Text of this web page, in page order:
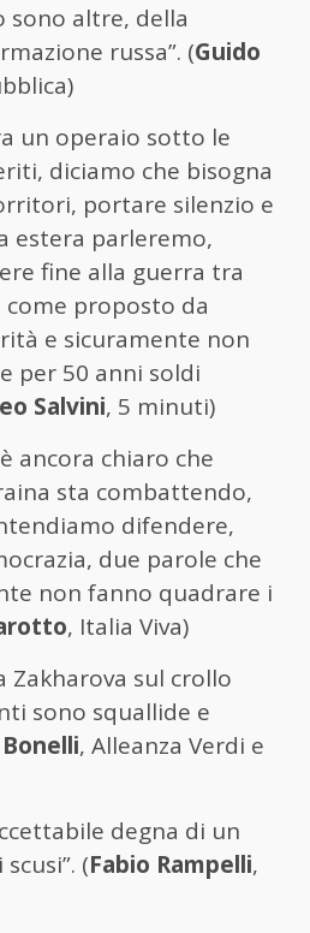
sono altre, della
russa”. (Guido
un operaio sotto le
diciamo che bisogna
portare silenzio e
estera parleremo,
fine alla guerra tra
come proposto da
e sicuramente non
per 50 anni soldi
Salvini, 5 minuti)
ancora chiaro che
sta combattendo,
difendere,
due parole che
non fanno quadrare i
, Italia Viva)
Zakharova sul crollo
sono squallide e
, Alleanza Verdi e
degna di un
(Fabio Rampelli,